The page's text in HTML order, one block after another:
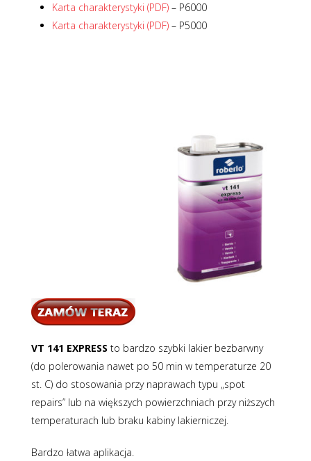
Karta charakterystyki (PDF) – P6000
Karta charakterystyki (PDF) – P5000
VT 141 EXPRESS to bardzo szybki lakier bezbarwny
(do polerowania nawet po 50 min w temperaturze 20
st. C) do stosowania przy naprawach typu „spot
repairs” lub na większych powierzchniach przy niższych
temperaturach lub braku kabiny lakierniczej.
Bardzo łatwa aplikacja.